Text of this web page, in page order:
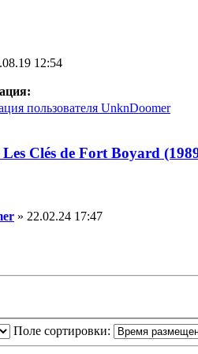
12:54
пользователя UnknDoomer
Clés de Fort Boyard
» 22.02.24 17:47
Поле сортировки: